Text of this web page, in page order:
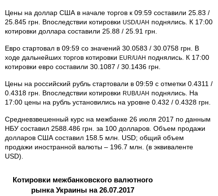
Цены на доллар США в начале торгов к 09:59 составили 25.83 /
25.845 грн. Впоследствии котировки USD/UAH поднялись. К 17:00
котировки доллара составили 25.88 / 25.91 грн.
Евро стартовал в 09:59 со значений 30.0583 / 30.0758 грн. В
ходе дальнейших торгов котировки EUR/UAH поднялись. К 17:00
котировки евро составили 30.1087 / 30.1436 грн.
Цены на российский рубль стартовали в 09:59 с отметки 0.4311 /
0.4318 грн. Впоследствии котировки RUB/UAH поднялись. На
17:00 цены на рубль установились на уровне 0.432 / 0.4328 грн.
Средневзвешенный курс на межбанке 26 июля 2017 по данным
НБУ составил 2588.486 грн. за 100 долларов. Объем продажи
долларов США составил 158.5 млн. USD; общий объем
продажи иностранной валюты – 196.7 млн. (в эквиваленте
USD).
Котировки межбанковского валютного
рынка Украины на 26.07.2017